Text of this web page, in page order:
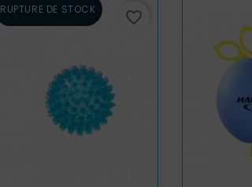
RUPTURE DE STOCK favorite_border